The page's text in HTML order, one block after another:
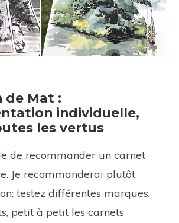
de Mat :
individuelle,
les vertus
de recommander un carnet
Je recommanderai plutôt
testez différentes marques,
petit à petit les carnets